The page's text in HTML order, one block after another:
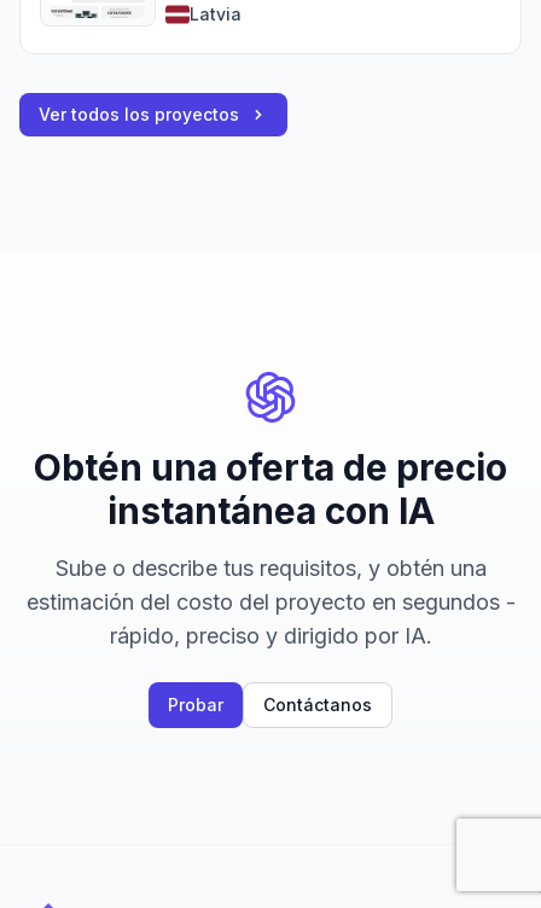
Latvia
Ver todos los proyectos
Obtén una oferta de precio
instantánea con IA
Sube o describe tus requisitos, y obtén una
estimación del costo del proyecto en segundos -
rápido, preciso y dirigido por IA.
Probar Contáctanos